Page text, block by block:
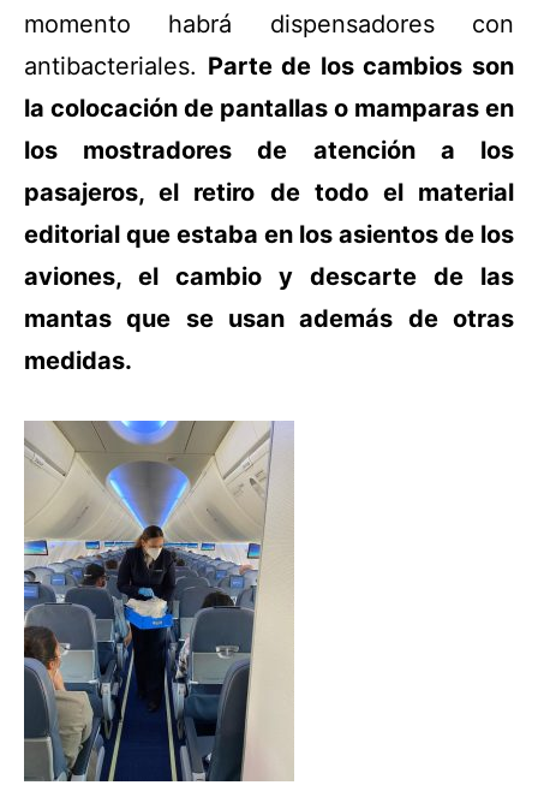
momento habrá dispensadores con
antibacteriales. Parte de los cambios son
la colocación de pantallas o mamparas en
los mostradores de atención a los
pasajeros, el retiro de todo el material
editorial que estaba en los asientos de los
aviones, el cambio y descarte de las
mantas que se usan además de otras
medidas.